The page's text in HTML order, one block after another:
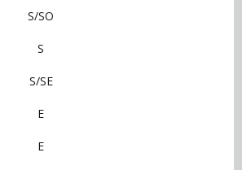
S/SO
S
S/SE
E
E